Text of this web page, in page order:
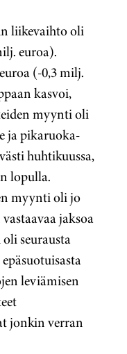
liikevaihto oli
euroa).
(-0,3 milj.
kasvoi,
myynti oli
ja pikaruoka-
huhtikuussa,
lopulla.
myynti oli jo
jaksoa
seurausta
leviämisen
jonkin verran